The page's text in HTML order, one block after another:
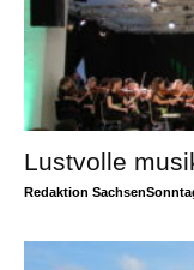
Lustvolle
Redaktion